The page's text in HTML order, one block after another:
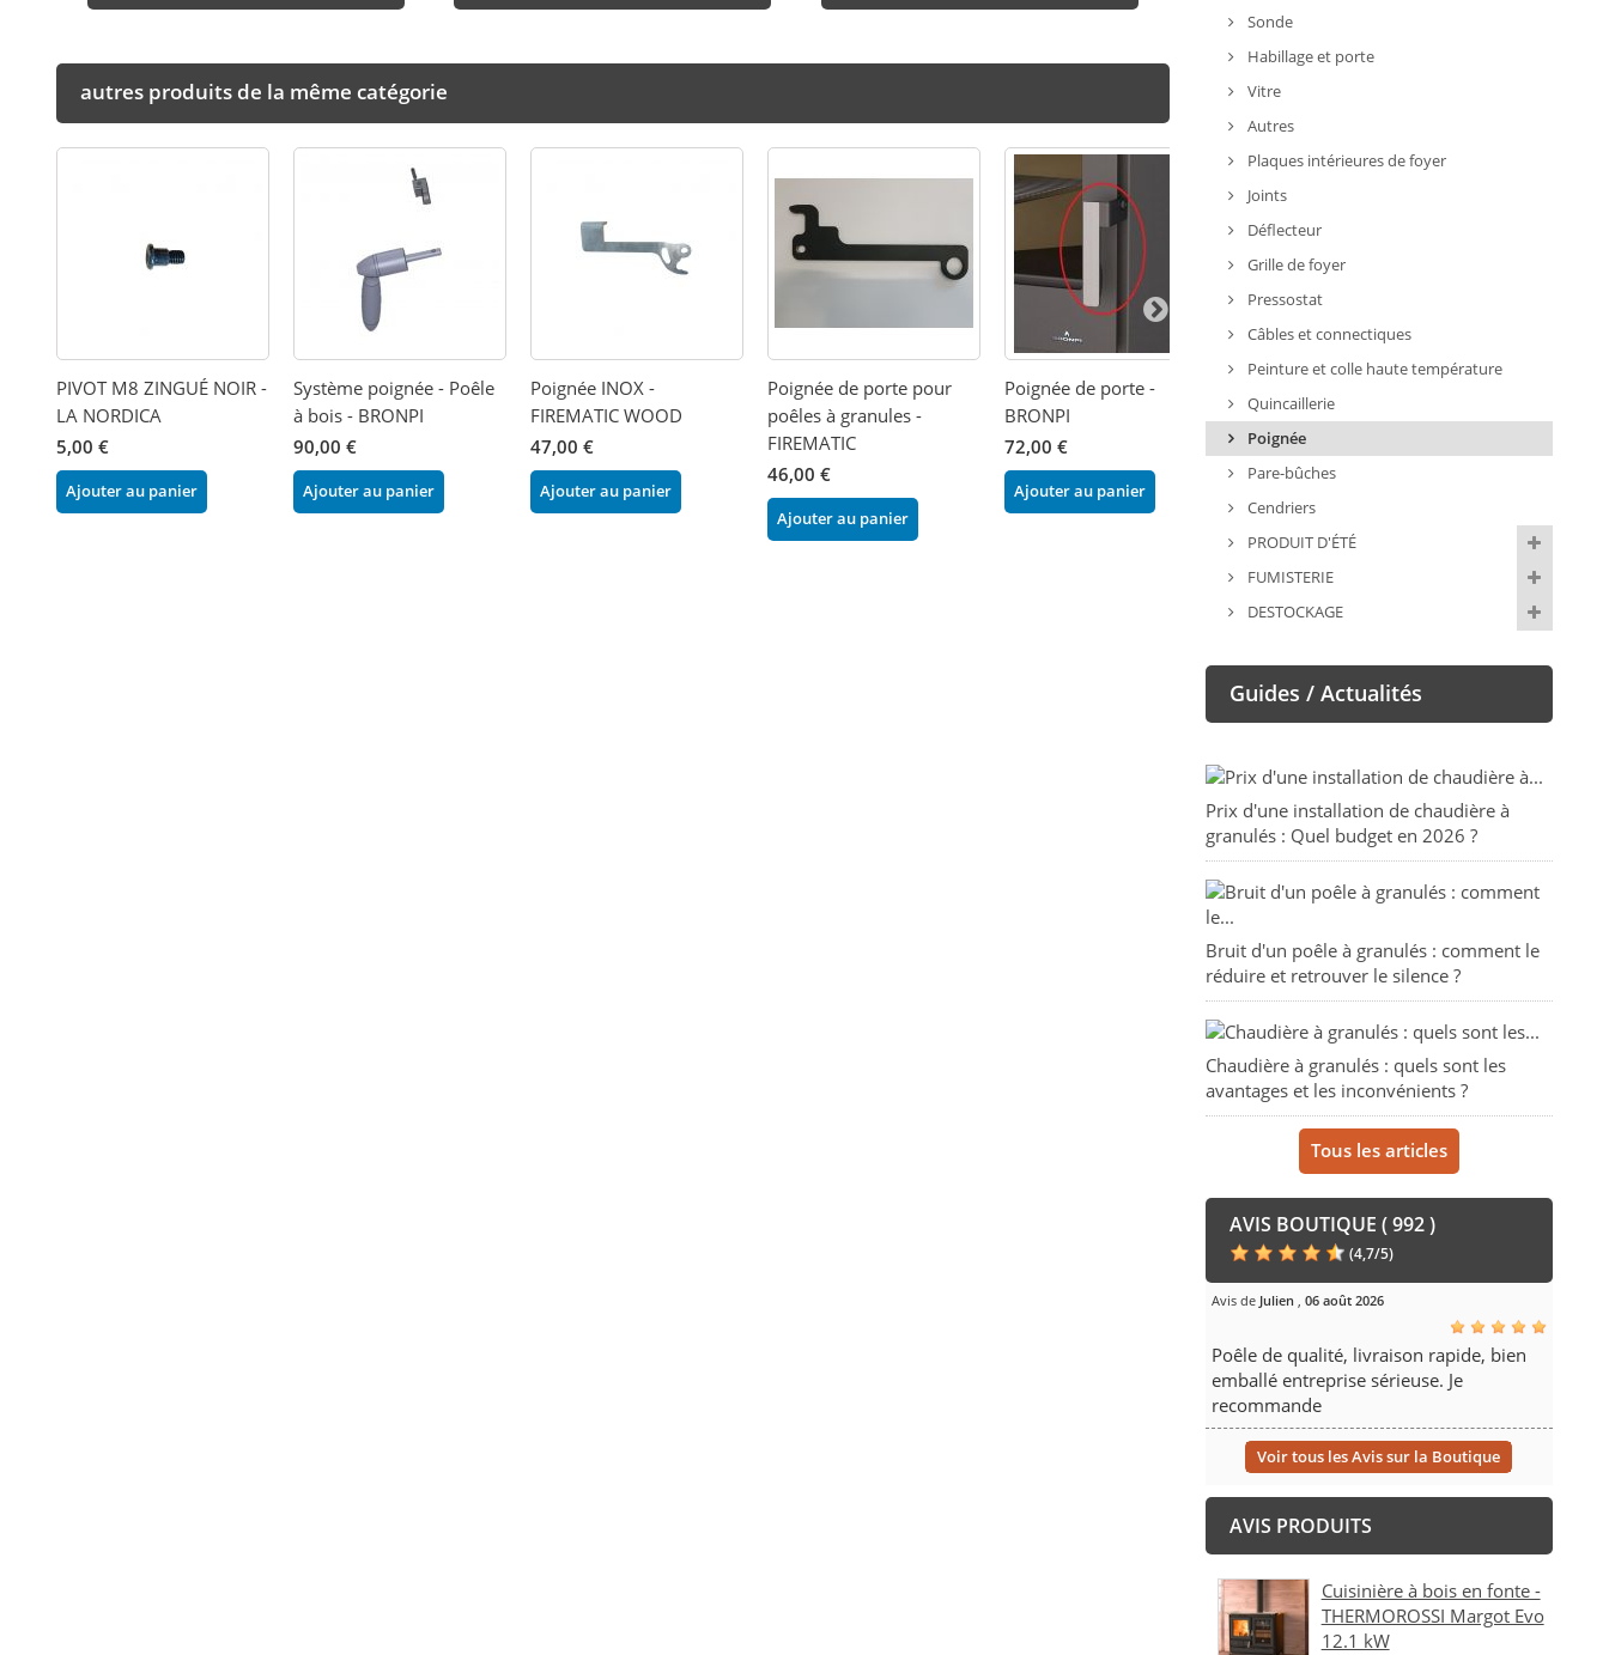
autres produits de la même catégorie
PIVOT M8 ZINGUÉ NOIR -
LA NORDICA
5,00 €
Ajouter au panier
Système poignée - Poêle
à bois - BRONPI
90,00 €
Ajouter au panier
Poignée INOX -
FIREMATIC WOOD
47,00 €
Ajouter au panier
Poignée de porte pour
poêles à granules -
FIREMATIC
46,00 €
Ajouter au panier
Poignée de porte -
BRONPI
72,00 €
Ajouter au panier
TermoRossella Plus
Forno DSA
55,00 €
Ajouter au panier
DERBY -
Sonde
Habillage et porte
Vitre
Autres
Plaques intérieures de foyer
Joints
Déflecteur
Grille de foyer
Pressostat
Câbles et connectiques
Peinture et colle haute température
Quincaillerie
Poignée
Pare-bûches
Cendriers
PRODUIT D'ÉTÉ
FUMISTERIE
DESTOCKAGE
Guides / Actualités
Prix d'une installation de chaudière à
granulés : Quel budget en 2026 ?
Bruit d'un poêle à granulés : comment le
réduire et retrouver le silence ?
Chaudière à granulés : quels sont les
avantages et les inconvénients ?
Tous les articles
AVIS BOUTIQUE ( 992 )
(4,7/5)
Avis de Julien, 06 août 2026
Poêle de qualité, livraison rapide, bien
emballé entreprise sérieuse. Je
recommande
Voir tous les Avis sur la Boutique
AVIS PRODUITS
Cuisinière à bois en fonte -
THERMOROSSI Margot Evo
12.1 kW